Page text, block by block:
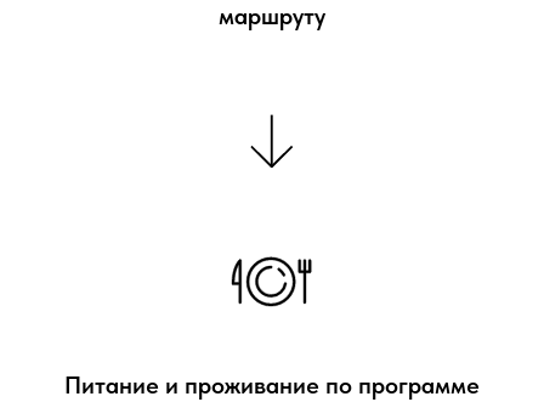
маршруту
Питание и проживание по программе